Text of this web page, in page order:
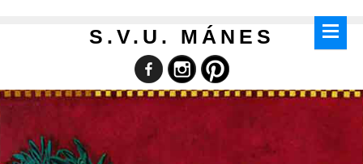
S.V.U. MÁNES